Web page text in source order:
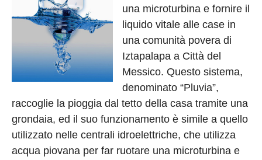
una microturbina e fornire il
liquido vitale alle case in
una comunità povera di
Iztapalapa a Città del
Messico. Questo sistema,
denominato “Pluvia”,
raccoglie la pioggia dal tetto della casa tramite una
grondaia, ed il suo funzionamento è simile a quello
utilizzato nelle centrali idroelettriche, che utilizza
acqua piovana per far ruotare una microturbina e